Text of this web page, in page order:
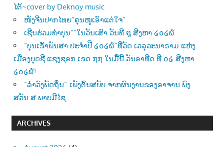
ໄຕ້~cover by Deknoy music
ໜັງຈີນປາກໄທຍ”ຄຸນໜູເອົາແຕ່ໃຈ”
ເຊີນຮ່ວມທຳບຸນ””ໃນວັນເສົາ ວັນທີ ໘ ສີງຫາ ໒໐໒໖
“ບຸນເຂົ້າພັນສາ ປະຈຳປີ ໒໐໒໖”ທີ່ວັດ ເວລຸວະນາຣາມ ແຫ່ງ
ເມືອງບຸດຊີ ແຊງຊອກ ເຂດ ໗໗ ໃນມື້ນີ້ ວັນອາທີດ ທີ ໐໒ ສີງຫາ
໒໐໒໖!
“ລຳວົງພັດຖິ່ນ“-ເພັງຕົ້ນສບັບ ຈາກຜົນງານຂອງອາຈານ ພົງ
ສວັນ ສ.ພາບມີໄຊ
ARCHIVES